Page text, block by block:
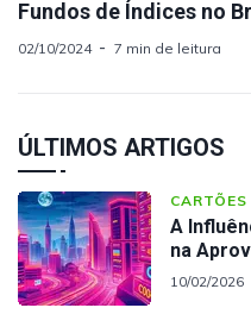
Fundos de Índices no
02/10/2024 7 min de leitura
ÚLTIMOS ARTIGOS
A
na
10/02/2026